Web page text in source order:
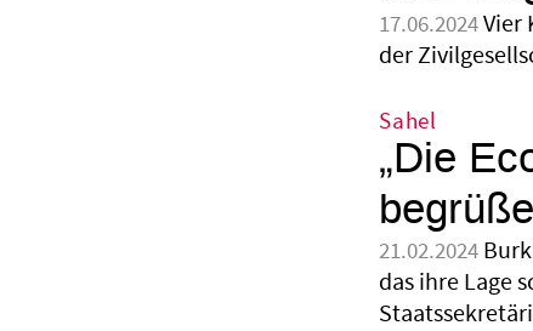
17.06.2024Vier
der
Sahel
„Die
21.02.2024
das ihre Lage